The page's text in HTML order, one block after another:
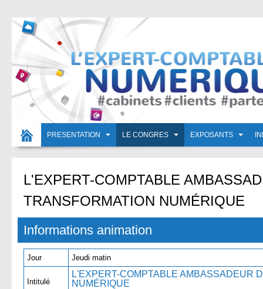
PRESENTATION LE CONGRES EXPOSANTS
L'EXPERT-COMPTABLE
TRANSFORMATION NUMÉRIQUE
Informations animation
Jour Jeudi matin
Intitulé
L'EXPERT-COMPTABLE AMBASSADEUR